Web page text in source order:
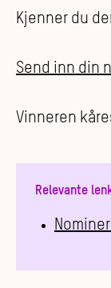
Kjenner du
Send inn din
Vinneren
Relevante